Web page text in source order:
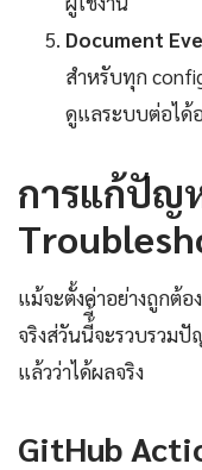
Document
สำหรับทุก
ดูแลระบบต่อได้
การแก้ปัญ
แม้จะตั้งค่าอย่างถูกต้
จริงส่วันนี้ี้จะรวบรวม
แล้วว่าได้ผลจริง
GitHub